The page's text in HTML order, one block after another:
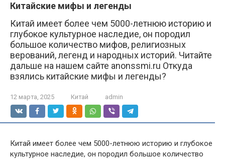
Китайские мифы и легенды
Китай имеет более чем 5000-летнюю историю и
глубокое культурное наследие, он породил
большое количество мифов, религиозных
верований, легенд и народных историй. Читайте
дальше на нашем сайте anonssmi.ru Откуда
взялись китайские мифы и легенды?
12 марта, 2025 Китай admin
Китай имеет более чем 5000-летнюю историю и глубокое
культурное наследие, он породил большое количество